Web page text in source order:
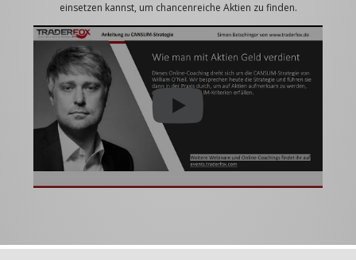
einsetzen kannst, um chancenreiche Aktien zu finden.